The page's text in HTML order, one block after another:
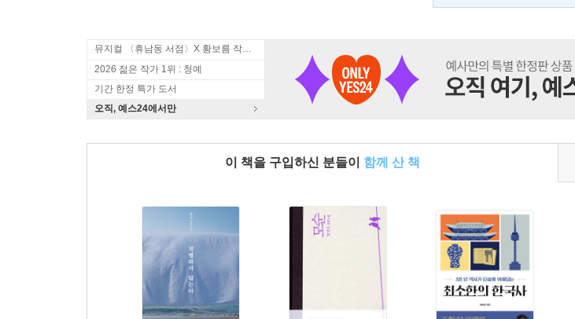
뮤지컬 〈휴남동 서점〉X 황보름 작가 북토크
2026 젊은 작가 1위 : 청예
기간 한정 특가 도서
오직, 예스24에서만
이 책을 구입하신 분들이 함께 산 책